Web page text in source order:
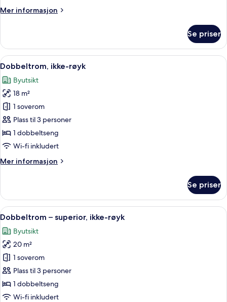
Mer informasjon
Mer
–
deluxe,
ikke-
Se priser
Åpne
alle
bildene
av
Dobbeltrom,
ikke-
røyk
Sengetøy av topp kvalitet, safe på
7
Dobbeltrom, ikke-røyk
Byutsikt
18 m²
1 soverom
Plass til 3 personer
1 dobbeltseng
Wi-fi inkludert
Mer informasjon
Mer
ikke-
røyk
Se priser
Åpne
alle
bildene
av
Dobbeltrom
–
superior,
ikke-
Sengetøy av topp kvalitet, safe på
6
Dobbeltrom – superior, ikke-røyk
Byutsikt
20 m²
1 soverom
Plass til 3 personer
1 dobbeltseng
Wi-fi inkludert